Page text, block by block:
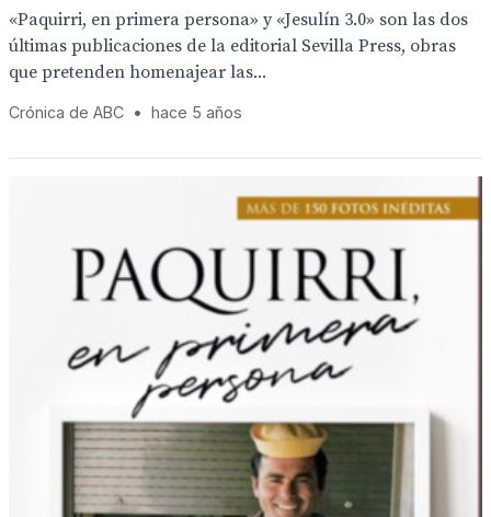
«Paquirri, en primera persona» y «Jesulín 3.0» son las dos
últimas publicaciones de la editorial Sevilla Press, obras
que pretenden homenajear las...
Crónica de ABC • hace 5 años